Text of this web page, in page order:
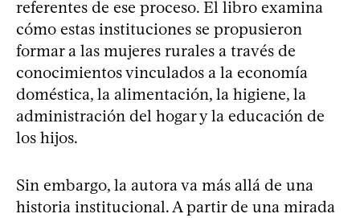
referentes de ese proceso. El libro examina
cómo estas instituciones se propusieron
formar a las mujeres rurales a través de
conocimientos vinculados a la economía
doméstica, la alimentación, la higiene, la
administración del hogar y la educación de
los hijos.
Sin embargo, la autora va más allá de una
historia institucional. A partir de una mirada